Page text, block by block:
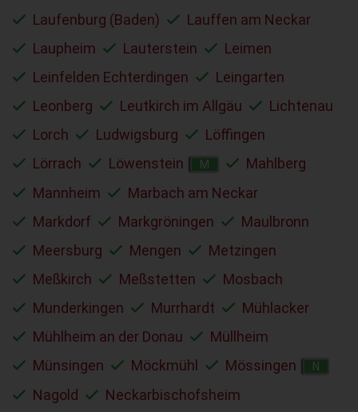
Laufenburg (Baden)
Lauffen am Neckar
Laupheim
Lauterstein
Leimen
Leinfelden Echterdingen
Leingarten
Leonberg
Leutkirch im Allgäu
Lichtenau
Lorch
Ludwigsburg
Löffingen
Lörrach
Löwenstein M
Mahlberg
Mannheim
Marbach am Neckar
Markdorf
Markgröningen
Maulbronn
Meersburg
Mengen
Metzingen
Meßkirch
Meßstetten
Mosbach
Munderkingen
Murrhardt
Mühlacker
Mühlheim an der Donau
Müllheim
Münsingen
Möckmühl Mössingen N
Nagold
Neckarbischofsheim